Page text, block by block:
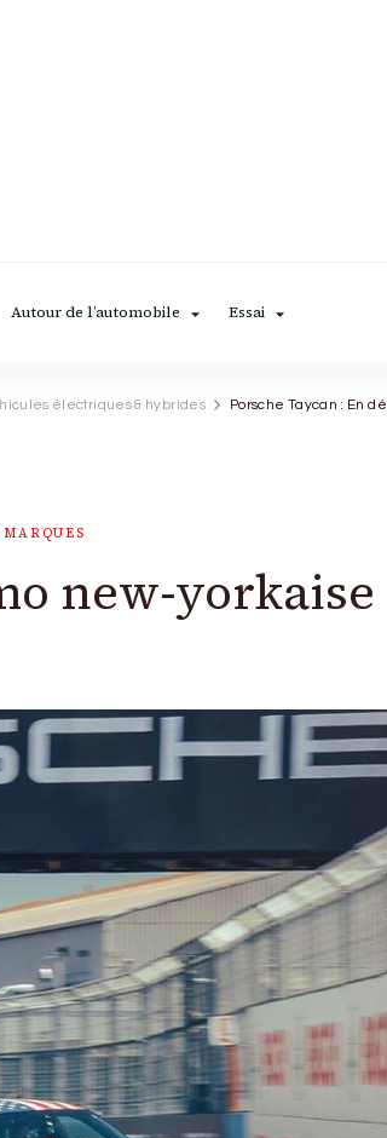
Autour de l’automobile Essai
électriques & hybrides Porsche Taycan : En
new-yorkaise